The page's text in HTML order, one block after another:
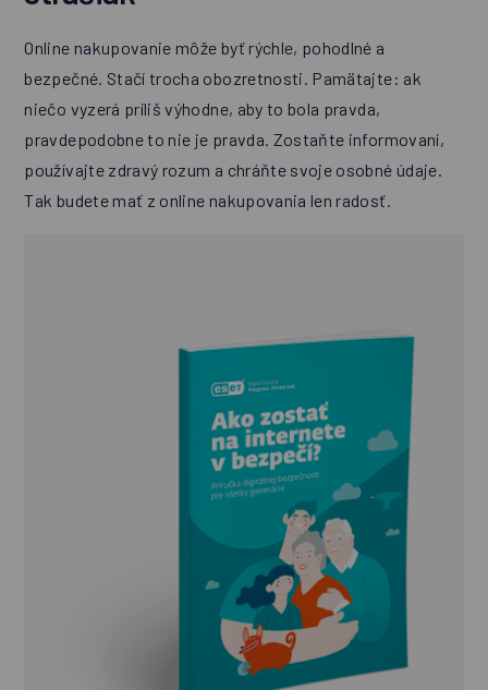
Online nakupovanie môže byť rýchle, pohodlné a
bezpečné. Stačí trocha obozretnosti. Pamätajte: ak
niečo vyzerá príliš výhodne, aby to bola pravda,
pravdepodobne to nie je pravda. Zostaňte informovaní,
používajte zdravý rozum a chráňte svoje osobné údaje.
Tak budete mať z online nakupovania len radosť.